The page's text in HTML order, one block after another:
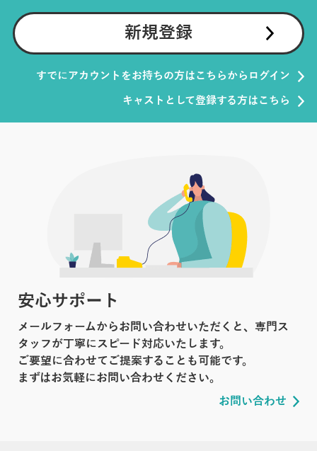
新規登録
すでにアカウントをお持ちの方はこちらからログイン
キャストとして登録する方はこちら
安心サポート
メールフォームからお問い合わせいただくと、専門ス
タッフが丁寧にスピード対応いたします。
ご要望に合わせてご提案することも可能です。
まずはお気軽にお問い合わせください。
お問い合わせ